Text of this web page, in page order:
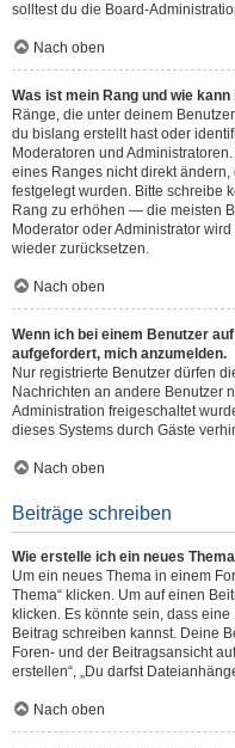
solltest du die Board-
Nach oben
Was ist mein Rang und wie
Ränge, die unter deinem
du bislang erstellt hast oder
Moderatoren und
eines Ranges nicht direkt
festgelegt wurden. Bitte schreibe
Rang zu erhöhen — die meisten
Moderator oder Administrator
wieder zurücksetzen.
Nach oben
Wenn ich bei einem Benutzer
aufgefordert, mich anzumelden.
Nur registrierte Benutzer dürfen
Nachrichten an andere Benutzer
Administration freigeschaltet
dieses Systems durch Gäste
Nach oben
Beiträge schreiben
Wie erstelle ich ein neues
Um ein neues Thema in einem
Thema“ klicken. Um auf einen
klicken. Es könnte sein, dass
Beitrag schreiben kannst. Deine
Foren- und der Beitragsansicht
erstellen“, „Du darfst
Nach oben